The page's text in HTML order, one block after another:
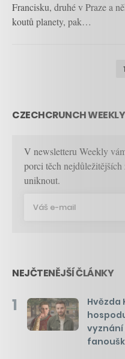
Francisku, druhé v Praze a
koutů planety, pak…
1
CZECHCRUNCH WEEKLY
V newsletteru Weekly
porci těch
uniknout.
NEJČTENĚJŠÍ ČLÁNKY
1
Hvězda
vyznání